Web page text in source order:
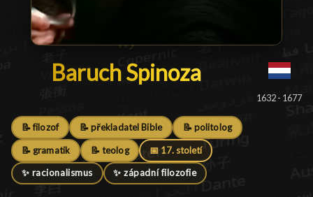
Baruch Spinoza
Baruch Spinoza█
1632 - 1677
📝 filozof 📝 překladatel Bible 📝 politolog
📝 gramatik 📝 teolog 📅 17. století
✨ racionalismus ✨ západní filozofie